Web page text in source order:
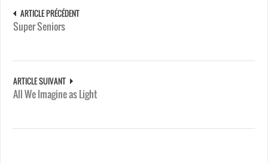
ARTICLE PRÉCÉDENT
Super Seniors
ARTICLE SUIVANT
All We Imagine as Light